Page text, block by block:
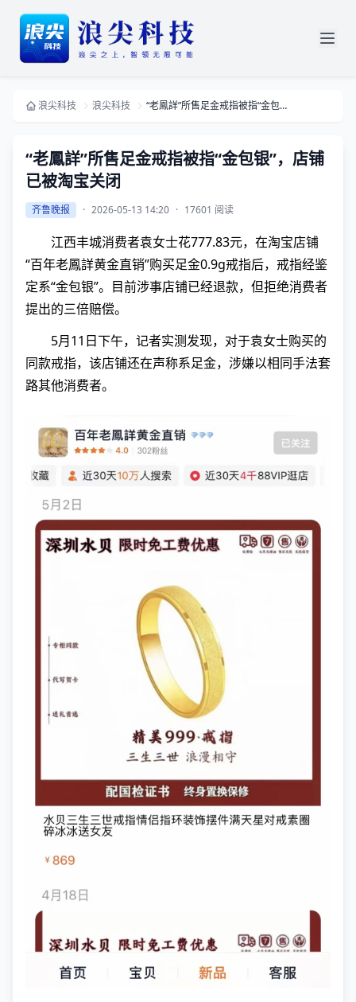
浪尖科技 浪尖科技 “老鳳詳”所售足金戒指被指“金包银”，店铺已被淘宝关闭
“老鳳詳”所售足金戒指被指“金包银”，店铺
已被淘宝关闭
齐鲁晚报 · 2026-05-13 14:20 · 17601 阅读
江西丰城消费者袁女士花777.83元，在淘宝店铺
“百年老鳳詳黄金直销”购买足金0.9g戒指后，戒指经鉴
定系“金包银”。目前涉事店铺已经退款，但拒绝消费者
提出的三倍赔偿。
5月11日下午，记者实测发现，对于袁女士购买的
同款戒指，该店铺还在声称系足金，涉嫌以相同手法套
路其他消费者。